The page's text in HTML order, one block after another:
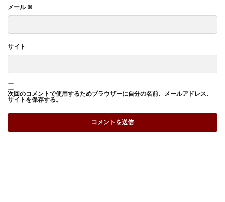
メール※
サイト
次回のコメントで使用するためブラウザーに自分の名前、メールアドレス、
サイトを保存する。